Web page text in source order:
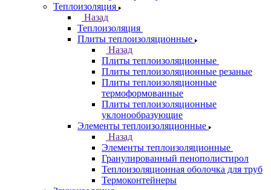
Теплоизоляция
Назад
Теплоизоляция
Плиты теплоизоляционные
Назад
Плиты теплоизоляционные
Плиты теплоизоляционные резаные
Плиты теплоизоляционные
термоформованные
Плиты теплоизоляционные
уклонообразующие
Элементы теплоизоляционные
Назад
Элементы теплоизоляционные
Гранулированный пенополистирол
Теплоизоляционная оболочка для труб
Термоконтейнеры